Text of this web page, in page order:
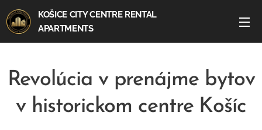
KOŠICE CITY CENTRE RENTAL
APARTMENTS
Revolúcia v prenájme bytov
v historickom centre Košíc